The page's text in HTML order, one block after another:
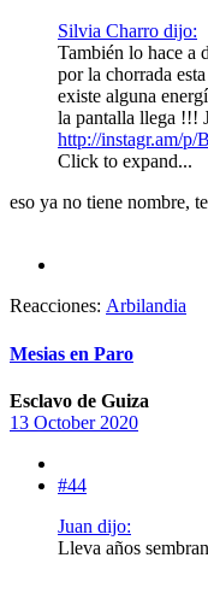
Silvia Charro dijo:
También lo hace a
por la chorrada
existe alguna
la pantalla llega !!!
http://instagr.am/p/
Click to expand...
eso ya no tiene nombre,
Reacciones: Arbilandia
Mesias en Paro
Esclavo de Guiza
13 October 2020
#44
Juan dijo:
Lleva años